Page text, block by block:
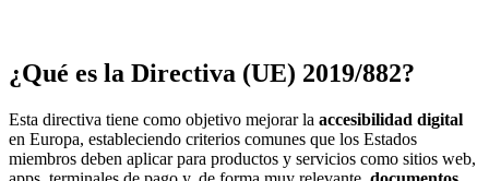
¿Qué es la Directiva (UE) 2019/882?
Esta directiva tiene como objetivo mejorar la accesibilidad digital
en Europa, estableciendo criterios comunes que los Estados
miembros deben aplicar para productos y servicios como sitios web,